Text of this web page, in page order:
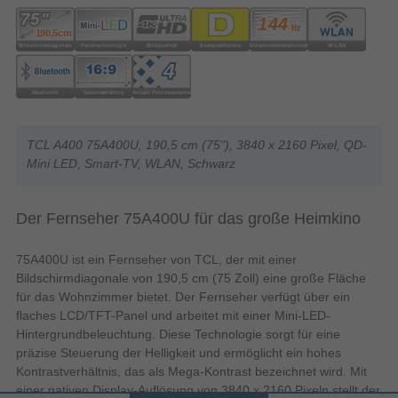
TCL A400 75A400U, 190,5 cm (75"), 3840 x 2160 Pixel, QD-
Mini LED, Smart-TV, WLAN, Schwarz
Der Fernseher 75A400U für das große Heimkino
75A400U ist ein Fernseher von TCL, der mit einer
Bildschirmdiagonale von 190,5 cm (75 Zoll) eine große Fläche
für das Wohnzimmer bietet. Der Fernseher verfügt über ein
flaches LCD/TFT-Panel und arbeitet mit einer Mini-LED-
Hintergrundbeleuchtung. Diese Technologie sorgt für eine
präzise Steuerung der Helligkeit und ermöglicht ein hohes
Kontrastverhältnis, das als Mega-Kontrast bezeichnet wird. Mit
einer nativen Display-Auflösung von 3840 x 2160 Pixeln stellt der